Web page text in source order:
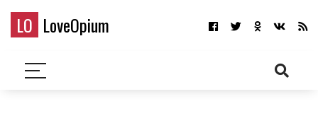
LO LoveOpium